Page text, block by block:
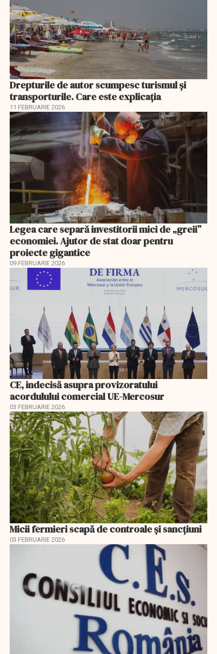
Drepturile de autor scumpesc turismul și
transporturile. Care este explicația
11 FEBRUARIE 2026
Legea care separă investitorii mici de „greii”
economiei. Ajutor de stat doar pentru
proiecte gigantice
09 FEBRUARIE 2026
CE, indecisă asupra provizoratului
acordulului comercial UE-Mercosur
03 FEBRUARIE 2026
Micii fermieri scapă de controale și sancțiuni
03 FEBRUARIE 2026